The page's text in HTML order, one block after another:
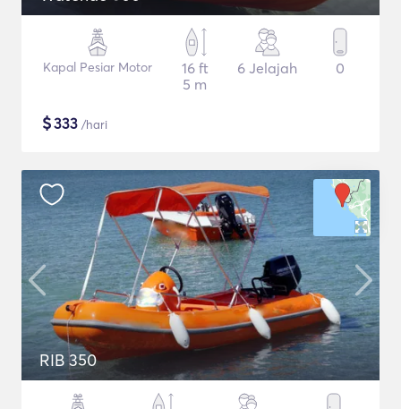
Kapal Pesiar Motor
16 ft
5 m
6 Jelajah 0
$333 /hari
RIB 350